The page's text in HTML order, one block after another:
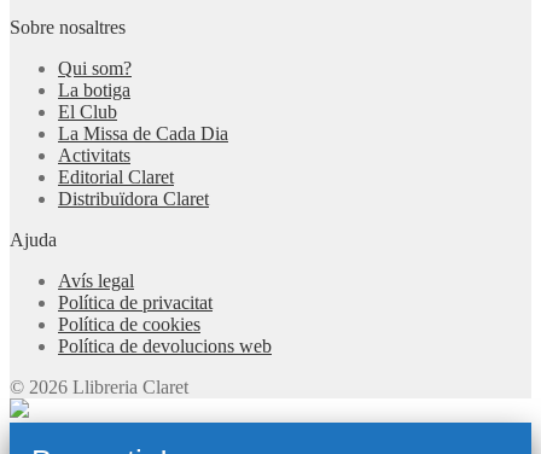
Sobre nosaltres
Qui som?
La botiga
El Club
La Missa de Cada Dia
Activitats
Editorial Claret
Distribuïdora Claret
Ajuda
Avís legal
Política de privacitat
Política de cookies
Política de devolucions web
© 2026 Llibreria Claret